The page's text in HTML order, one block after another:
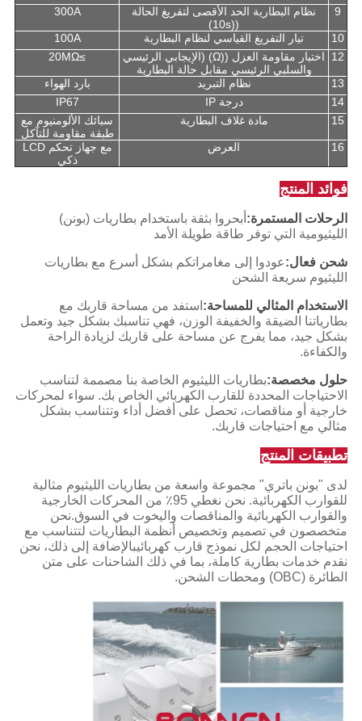
9
نظام البطارية الحد الأقصى لتفريغ الحالة
((10s)
300A
10 تيار التفريغ القياسي لنظام البطارية
100A
12
اختبار مقاومة العزل ((Ω) (الإيجابي الرئيسي
والسلبي الرئيسي مقابل حالة البطارية
≥20MΩ
13 نظام التبريد
بارد الهواء
14
درجة IP
IP67
15
مادة غلاف البطارية
سبائك الألومنيوم مع
طبقة مقاومة للتآكل
16
العرض
مع جهاز تحكم LCD
ذكي
فوائد المنتج
الرحلات المستمرة: أبحروا بثقة باستخدام بطاريات (بونن)
الليثيومية التي توفر طاقة طويلة الأمد
شحن فعال:عودوا إلى مغامراتكم بشكل أسرع مع بطاريات
الليثيوم سريعة الشحن
الاستخدام المثالي للمساحة: استفد من مساحة قاربك مع
بطارياتنا الضيقة والخفيفة الوزن، فهي تناسبك بشكل جيد وتعمل
بشكل جيد، مما يفرج عن مساحة على قاربك لزيادة الراحة
والكفاءة.
حلول مخصصة:بطاريات الليثيوم الخاصة بنا مصممة لتناسب
الاحتياجات المحددة للقارب الكهربائي الخاص بك. سواء لمحركات
خارجية أو مناقصات، تحصل على أفضل أداء وتتناسب بشكل
مثالي مع احتياجات قاربك.
تطبيقات المنتج
لدى "بونن باتري" مجموعة واسعة من بطاريات الليثيوم مثالية
للقوارب الكهربائية. نحن نغطي 95٪ من المحركات الخارجية
والقوارب الكهربائية والمناقصات واليخوت في السوق.نحن
متخصصون في تصميم وتخصيص أنظمة البطاريات لتتناسب مع
احتياجات الحجم لكل نموذج قارب كهربائيبالإضافة إلى ذلك، نحن
نقدم خدمات بطارية كاملة، بما في ذلك الشاحنات على متن
الطائرة (OBC) ومحطات الشحن.